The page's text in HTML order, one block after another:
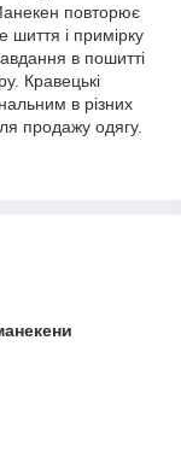
повторює
шиття і примірку
в пошитті
Кравецькі
в різних
продажу одягу.